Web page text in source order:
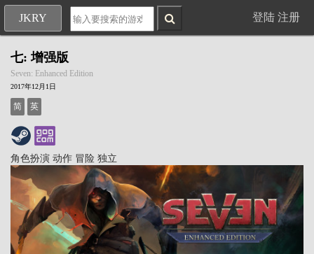
JKRY 登陆 注册
七: 增强版
Seven: Enhanced Edition
2017年12月1日
简 英
角色扮演 动作 冒险 独立